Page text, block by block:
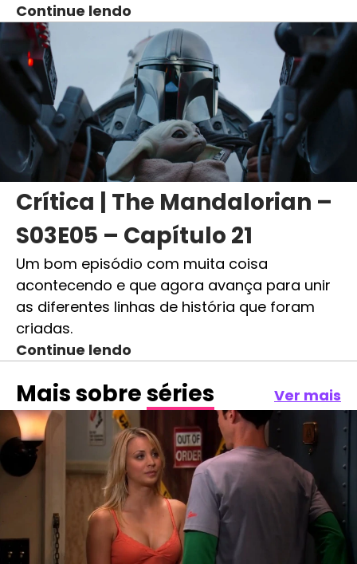
Continue lendo
Crítica | The Mandalorian –
S03E05 – Capítulo 21
Um bom episódio com muita coisa
acontecendo e que agora avança para unir
as diferentes linhas de história que foram
criadas.
Continue lendo
Mais sobreséries Ver mais